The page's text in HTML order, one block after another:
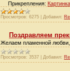
Прикрепления:
Просмотров: 6275 Добавил:
Поздравляем
Желаем пламенной любви,
Просмотров: 3537 Добавил: